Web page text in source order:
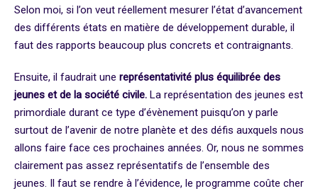
Selon moi, si l’on veut réellement mesurer l’état d’avancement
des différents états en matière de développement durable, il
faut des rapports beaucoup plus concrets et contraignants.
Ensuite, il faudrait une représentativité plus équilibrée des
jeunes et de la société civile. La représentation des jeunes est
primordiale durant ce type d’évènement puisqu’on y parle
surtout de l’avenir de notre planète et des défis auxquels nous
allons faire face ces prochaines années. Or, nous ne sommes
clairement pas assez représentatifs de l’ensemble des
jeunes. Il faut se rendre à l’évidence, le programme coûte cher